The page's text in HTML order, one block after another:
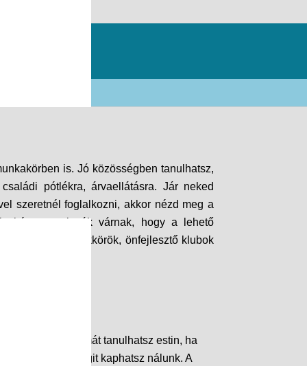
is. Jó közösségben tanulhatsz,
pótlékra, árvaellátásra. Jár neked
szeretnél foglalkozni, akkor nézd meg a
szakmák várnak, hogy a lehető
nyelvi szakkörök, önfejlesztő klubok
szakmát tanulhatsz estin, ha
és/vagy érettségit kaphatsz nálunk. A